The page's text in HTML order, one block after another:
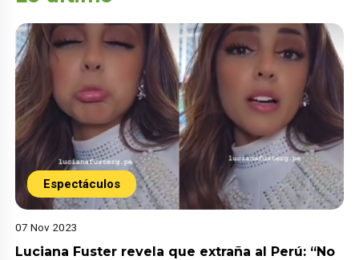
Espectáculos
07 Nov 2023
Luciana Fuster revela que extraña al Perú: “No